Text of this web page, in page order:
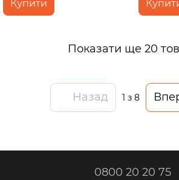
Купити
Показати ще 20
Назад 1 з 8
0800 20 20 75